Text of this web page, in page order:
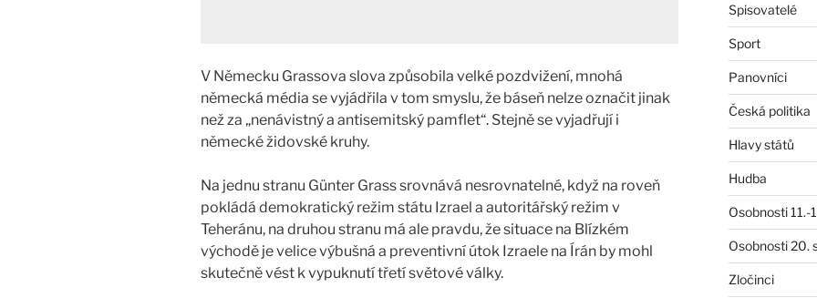
V Německu Grassova slova způsobila velké pozdvižení, mnohá
německá média se vyjádřila v tom smyslu, že báseň nelze označit jinak
než za „nenávistný a antisemitský pamflet“. Stejně se vyjadřují i
německé židovské kruhy.
Na jednu stranu Günter Grass srovnává nesrovnatelné, když na roveň
pokládá demokratický režim státu Izrael a autoritářský režim v
Teheránu, na druhou stranu má ale pravdu, že situace na Blízkém
východě je velice výbušná a preventivní útok Izraele na Írán by mohl
skutečně vést k vypuknutí třetí světové války.
Spisovatelé
Sport
Panovníci
Česká politika
Hlavy států
Hudba
Osobnosti 11.-
Osobnosti 20.
Zločinci